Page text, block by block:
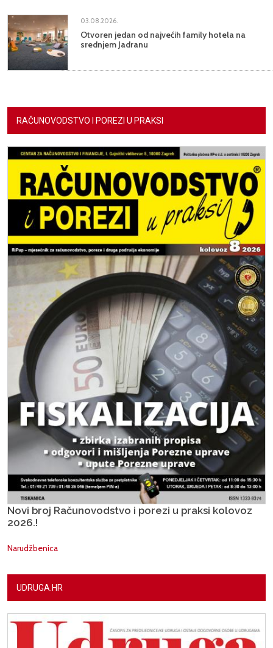
03.08.2026.
Otvoren jedan od najvećih family hotela na
srednjem Jadranu
RAČUNOVODSTVO I POREZI U PRAKSI
Novi broj Računovodstvo i porezi u praksi kolovoz
2026.!
Narudžbenica
UDRUGA.HR